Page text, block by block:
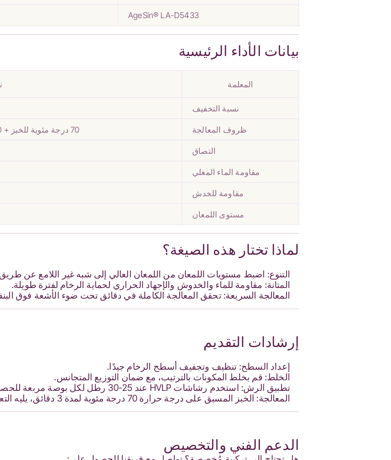
AgeSin® LA-D5433
بيانات الأداء الرئيسية
المعلمة
نسبة التخفيف
ظروف المعالجة 70 درجة مئوية للخبز + 800 مللي جول/سم² من التعرض للأشعة فوق البنفسجية
التصاق
مقاومة الماء المغلي
مقاومة للخدش
مستوى اللمعان
لماذا تختار هذه الصيغة؟
التنوع: اضبط مستويات اللمعان من اللمعان العالي إلى شبه غير اللامع عن
المتانة: مقاومة للماء والخدوش والإجهاد الحراري لحماية الرخام لفترة طويلة.
المعالجة السريعة: تحقق المعالجة الكاملة في دقائق تحت ضوء الأشعة فوق
إرشادات التقديم
إعداد السطح: تنظيف وتجفيف أسطح الرخام جيدًا.
الخلط: قم بخلط المكونات بالترتيب، مع ضمان التوزيع المتجانس.
تطبيق الرش: استخدم رشاشات HVLP عند 25-30 رطل لكل بوصة مربعة للحصول على طلاء متساوي.
المعالجة: الخبز المسبق على درجة حرارة 70 درجة مئوية لمدة 3 دقائق، يليه التعرض للأشعة فوق البنفسجية (800 مللي جول / سم²).
الدعم الفني والتخصيص